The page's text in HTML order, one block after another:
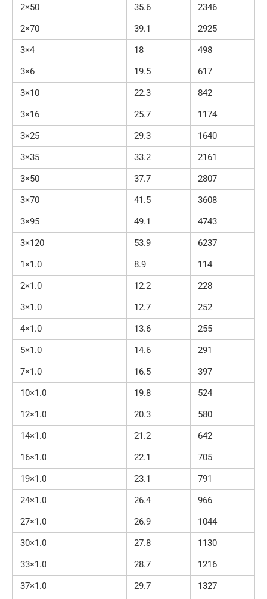
2×50
35.6
2346
2×70
39.1
2925
3×4
18
498
3×6
19.5
617
3×10
22.3
842
3×16
25.7
1174
3×25
29.3
1640
3×35
33.2
2161
3×50
37.7
2807
3×70
41.5
3608
3×95
49.1
4743
3×120
53.9
6237
1×1.0
8.9
114
2×1.0
12.2
228
3×1.0
12.7
252
4×1.0
13.6
255
5×1.0
14.6
291
7×1.0
16.5
397
10×1.0
19.8
524
12×1.0
20.3
580
14×1.0
21.2
642
16×1.0
22.1
705
19×1.0
23.1
791
24×1.0
26.4
966
27×1.0
26.9
1044
30×1.0
27.8
1130
33×1.0
28.7
1216
37×1.0
29.7
1327